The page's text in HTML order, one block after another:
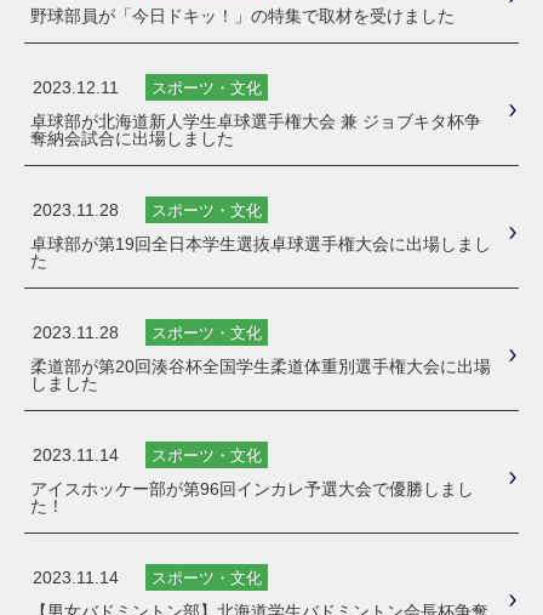
野球部員が「今日ドキッ！」の特集で取材を受けました
2023.12.11 スポーツ・文化
卓球部が北海道新人学生卓球選手権大会 兼 ジョブキタ杯争
奪納会試合に出場しました
2023.11.28 スポーツ・文化
卓球部が第19回全日本学生選抜卓球選手権大会に出場しまし
た
2023.11.28 スポーツ・文化
柔道部が第20回湊谷杯全国学生柔道体重別選手権大会に出場
しました
2023.11.14 スポーツ・文化
アイスホッケー部が第96回インカレ予選大会で優勝しまし
た！
2023.11.14 スポーツ・文化